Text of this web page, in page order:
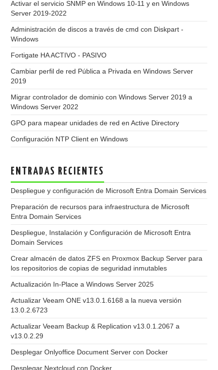
Activar el servicio SNMP en Windows 10-11 y en Windows
Server 2019-2022
Administración de discos a través de cmd con Diskpart -
Windows
Fortigate HA ACTIVO - PASIVO
Cambiar perfil de red Pública a Privada en Windows Server
2019
Migrar controlador de dominio con Windows Server 2019 a
Windows Server 2022
GPO para mapear unidades de red en Active Directory
Configuración NTP Client en Windows
ENTRADAS RECIENTES
Despliegue y configuración de Microsoft Entra Domain Services
Preparación de recursos para infraestructura de Microsoft
Entra Domain Services
Despliegue, Instalación y Configuración de Microsoft Entra
Domain Services
Crear almacén de datos ZFS en Proxmox Backup Server para
los repositorios de copias de seguridad inmutables
Actualización In-Place a Windows Server 2025
Actualizar Veeam ONE v13.0.1.6168 a la nueva versión
13.0.2.6723
Actualizar Veeam Backup & Replication v13.0.1.2067 a
v13.0.2.29
Desplegar Onlyoffice Document Server con Docker
Desplegar Nextcloud con Docker